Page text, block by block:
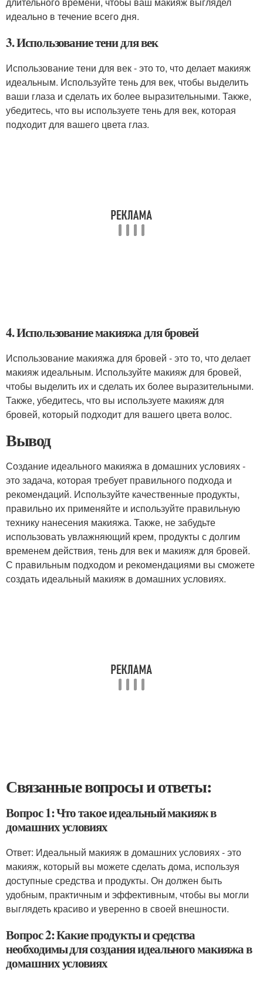
идеально в течение всего дня.
3. Использование тени для век
Использование тени для век - это то, что делает макияж
идеальным. Используйте тень для век, чтобы выделить
ваши глаза и сделать их более выразительными. Также,
убедитесь, что вы используете тень для век, которая
подходит для вашего цвета глаз.
4. Использование макияжа для бровей
Использование макияжа для бровей - это то, что делает
макияж идеальным. Используйте макияж для бровей,
чтобы выделить их и сделать их более выразительными.
Также, убедитесь, что вы используете макияж для
бровей, который подходит для вашего цвета волос.
Вывод
Создание идеального макияжа в домашних условиях -
это задача, которая требует правильного подхода и
рекомендаций. Используйте качественные продукты,
правильно их применяйте и используйте правильную
технику нанесения макияжа. Также, не забудьте
использовать увлажняющий крем, продукты с долгим
временем действия, тень для век и макияж для бровей.
С правильным подходом и рекомендациями вы сможете
создать идеальный макияж в домашних условиях.
Связанные вопросы и ответы:
Вопрос 1: Что такое идеальный макияж в
домашних условиях
Ответ: Идеальный макияж в домашних условиях - это
макияж, который вы можете сделать дома, используя
доступные средства и продукты. Он должен быть
удобным, практичным и эффективным, чтобы вы могли
выглядеть красиво и уверенно в своей внешности.
Вопрос 2: Какие продукты и средства
необходимы для создания идеального макияжа в
домашних условиях